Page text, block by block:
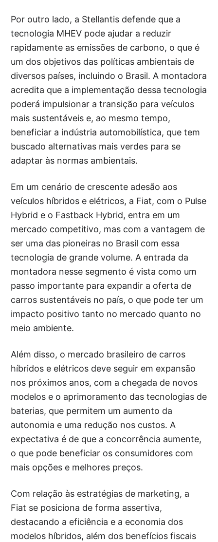
Por outro lado, a Stellantis defende que a
tecnologia MHEV pode ajudar a reduzir
rapidamente as emissões de carbono, o que é
um dos objetivos das políticas ambientais de
diversos países, incluindo o Brasil. A montadora
acredita que a implementação dessa tecnologia
poderá impulsionar a transição para veículos
mais sustentáveis e, ao mesmo tempo,
beneficiar a indústria automobilística, que tem
buscado alternativas mais verdes para se
adaptar às normas ambientais.
Em um cenário de crescente adesão aos
veículos híbridos e elétricos, a Fiat, com o Pulse
Hybrid e o Fastback Hybrid, entra em um
mercado competitivo, mas com a vantagem de
ser uma das pioneiras no Brasil com essa
tecnologia de grande volume. A entrada da
montadora nesse segmento é vista como um
passo importante para expandir a oferta de
carros sustentáveis no país, o que pode ter um
impacto positivo tanto no mercado quanto no
meio ambiente.
Além disso, o mercado brasileiro de carros
híbridos e elétricos deve seguir em expansão
nos próximos anos, com a chegada de novos
modelos e o aprimoramento das tecnologias de
baterias, que permitem um aumento da
autonomia e uma redução nos custos. A
expectativa é de que a concorrência aumente,
o que pode beneficiar os consumidores com
mais opções e melhores preços.
Com relação às estratégias de marketing, a
Fiat se posiciona de forma assertiva,
destacando a eficiência e a economia dos
modelos híbridos, além dos benefícios fiscais